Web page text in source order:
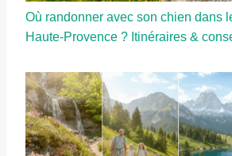
Où randonner avec son chien dans
Haute-Provence ? Itinéraires &